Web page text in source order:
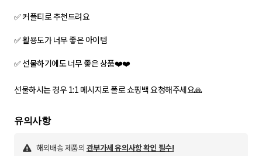
✅ 커플티로 추천드려요
✅ 활용도가 너무 좋은 아이템
✅ 선물하기에도 너무 좋은 상품❤️❤️
선물하시는 경우 1:1 메시지로 폴로 쇼핑백 요청해주세요🙏
유의사항
해외배송 제품의 관부가세 유의사항 확인 필수!